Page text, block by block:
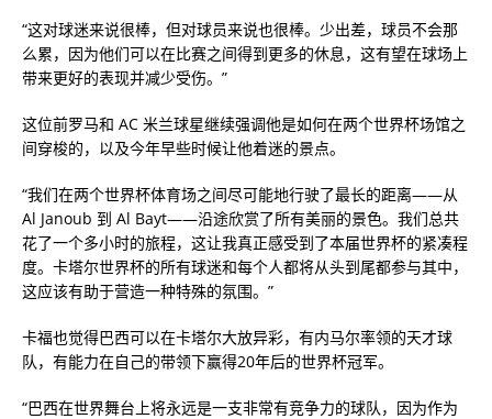
“这对球迷来说很棒，但对球员来说也很棒。少出差，球员不会那
么累，因为他们可以在比赛之间得到更多的休息，这有望在球场上
带来更好的表现并减少受伤。”
这位前罗马和 AC 米兰球星继续强调他是如何在两个世界杯场馆之
间穿梭的，以及今年早些时候让他着迷的景点。
“我们在两个世界杯体育场之间尽可能地行驶了最长的距离——从
Al Janoub 到 Al Bayt——沿途欣赏了所有美丽的景色。我们总共
花了一个多小时的旅程，这让我真正感受到了本届世界杯的紧凑程
度。卡塔尔世界杯的所有球迷和每个人都将从头到尾都参与其中，
这应该有助于营造一种特殊的氛围。”
卡福也觉得巴西可以在卡塔尔大放异彩，有内马尔率领的天才球
队，有能力在自己的带领下赢得20年后的世界杯冠军。
“巴西在世界舞台上将永远是一支非常有竞争力的球队，因为作为